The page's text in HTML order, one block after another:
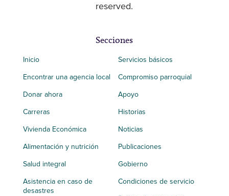
reserved.
Secciones
Inicio
Encontrar una agencia local
Donar ahora
Carreras
Vivienda Económica
Alimentación y nutrición
Salud integral
Asistencia en caso de
desastres
Servicios básicos
Compromiso parroquial
Apoyo
Historias
Noticias
Publicaciones
Gobierno
Condiciones de servicio